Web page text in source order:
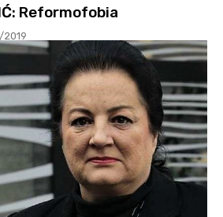
Reformofobia
2019